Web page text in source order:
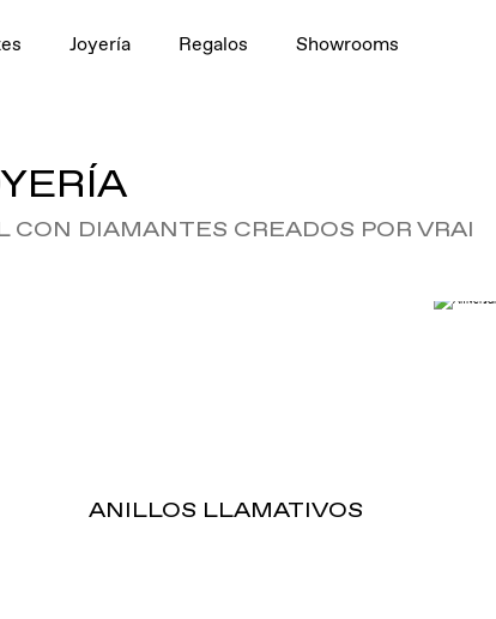
Joyería Regalos Showrooms
CON DIAMANTES CREADOS POR VRAI
ANILLOS LLAMATIVOS